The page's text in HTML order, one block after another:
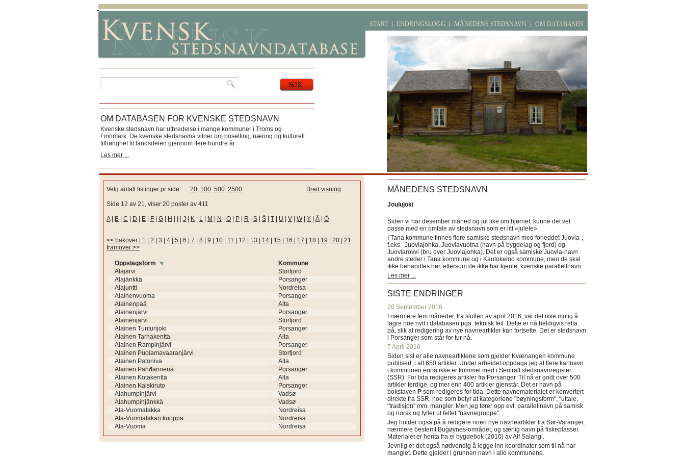
OM DATABASEN FOR KVENSKE STEDSNAVN
Kvenske stedsnavn har utbredelse i mange kommuner i Troms og
Finnmark. De kvenske stedsnavna vitner om bosetting, næring og kulturell
tilhørighet til landsdelen gjennom flere hundre år.
Les mer ...
START ENDRINGSLOGG MÅNEDENS STEDSNAVN OM DATABASEN
Bred visning
Velg antall listinger pr side: 20 100 500 2500
Side 12 av 21, viser 20 poster av 411
A| B C D E F G H J K L M N O P R S Š T U V W| Y Ä Ö
<< bakover 1 2 3 4 5 6 7 8 9 10 11 12 13 14 15 16 17 18 19 20
21
framover >>
Oppslagsform
Kommune
Alajärvi
Storfjord
Alajänkkä
Porsanger
Alajuntti
Nordreisa
Alainenvuoma
Porsanger
Alainenpää
Alta
Alainenjärvi
Porsanger
Alainenjärvi
Storfjord
Alainen Tunturijoki
Porsanger
Alainen Tarhakenttä
Alta
Alainen Rampinjärvi
Porsanger
Alainen Puolamavaaranjärvi
Storfjord
Alainen Patoniva
Alta
Alainen Pahđannenä
Porsanger
Alainen Kotakenttä
Alta
Alainen Kaiskiruto
Porsanger
Alahumpinjärvi
Vadsø
Alahumpinjänkkä
Vadsø
Ala-Vuomatakka
Nordreisa
Ala-Vuomatakan kuoppa
Nordreisa
Ala-Vuoma
Nordreisa
MÅNEDENS STEDSNAVN
Joulujoki
Siden vi har desember måned og jul like om hjørnet, kunne det vel
passe med en omtale av stedsnavn som er litt «julete».
I Tana kommune finnes flere samiske stedsnavn med forleddet Juovla-,
f.eks. Juovlajohka, Juovlavuotna (navn på bygdelag og fjord) og
Juovlarovvi (bru over Juovlajohka). Det er også samiske Juovla-navn
andre steder i Tana kommune og i Kautokeino kommune, men de skal
ikke behandles her, ettersom de ikke har kjente, kvenske parallellnavn.
Les mer ...
SISTE ENDRINGER
20 September 2016
I nærmere fem måneder, fra slutten av april 2016, var det ikke mulig å
lagre noe nytt i databasen pga. teknisk feil. Dette er nå heldigvis retta
på, slik at redigering av nye navneartikler kan fortsette. Det er stedsnavn
i Porsanger som står for tur nå.
7 April 2016
Siden sist er alle navneartiklene som gjelder Kvænangen kommune
publisert, i alt 650 artikler. Under arbeidet oppdaga jeg at flere kartnavn
i kommunen ennå ikke er kommet med i Sentralt stedsnavnregister
(SSR). For tida redigeres artikler fra Porsanger. Til nå er godt over 500
artikler ferdige, og mer enn 400 artikler gjenstår. Det er navn på
bokstaven P som redigeres for tida. Dette navnematerialet er konvertert
direkte fra SSR, noe som betyr at kategoriene "bøyningsform", "uttale,
"tradisjon" mm. mangler. Men jeg fører opp evt. parallellnavn på samisk
og norsk og fyller ut feltet "navnegruppe".
Jeg holder også på å redigere noen nye navneartikler fra Sør-Varanger,
nærmere bestemt Bugøynes-området, og særlig navn på fiskeplasser.
Materialet er henta fra ei bygdebok (2010) av Alf Salangi.
Jevnlig er det også nødvendig å legge inn koordinater som til nå har
manglet. Dette gjelder i grunnen navn i alle kommunene.